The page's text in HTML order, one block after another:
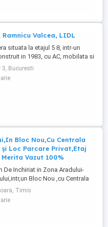
Bloc Civilizat ...
Ramnicu Valcea, LIDL
situata la etajul 5 8, intr-un
in 1983, cu AC, mobilata si
mixt. Zona excelenta, 5 minute
COD A0174
3, Bucuresti
Bloc Nou,Cu Centrala
și Loc Parcare Privat,Etaj
Merita Vazut 100%
De Inchiriat in Zona Aradului-
Bloc Nou ,cu Centrala
Loc Parcare Privat ,la etajul 1, un
cu 1 camera Confort 1
este Mobilat Frumos,Utilat
Timis